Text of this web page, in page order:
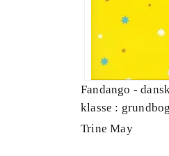
Fandango -
klasse :
Lærervejledning
Trine May